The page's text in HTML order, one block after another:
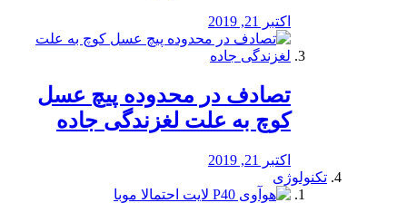
اکتبر 21, 2019
تصادف در محدوده پیچ عسل
کوچ به علت لغزندگی جاده
اکتبر 21, 2019
تکنولوژی